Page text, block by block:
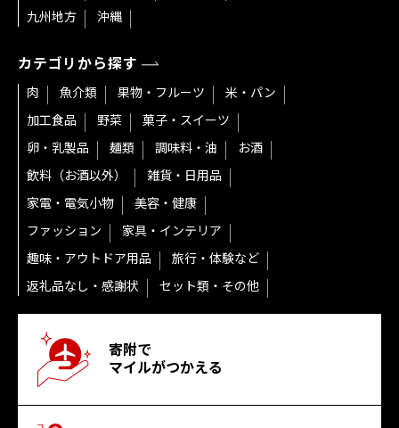
九州地方
沖縄
カテゴリから探す
肉 魚介類 果物・フルーツ
米・パン
加工食品
野菜
菓子・スイーツ
卵・乳製品
麺類 調味料・油
お酒
飲料（お酒以外）
雑貨・日用品
家電・電気小物
美容・健康
ファッション
家具・インテリア
趣味・アウトドア用品
旅行・体験など
返礼品なし・感謝状
セット類・その他
寄附で
マイルがつかえる